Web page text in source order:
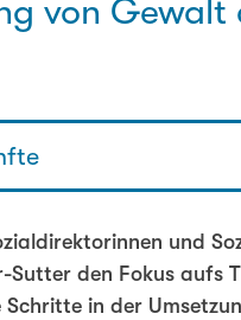
von
und
Sutter den Fokus
Schritte in der